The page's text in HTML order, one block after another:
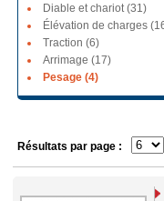
Diable et chariot (31)
Élévation de charges
Traction (6)
Arrimage (17)
Pesage (4)
Résultats par page :